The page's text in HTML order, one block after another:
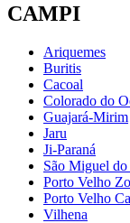
CAMPI
Ariquemes
Buritis
Cacoal
Colorado do
Guajará-Mirim
Jaru
Ji-Paraná
São Miguel
Porto Velho
Porto Velho
Vilhena